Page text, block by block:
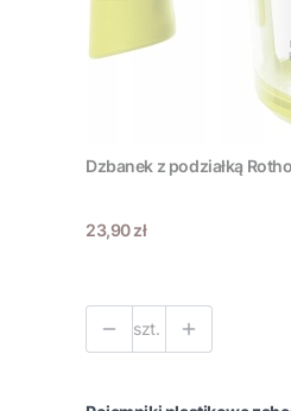
Dzbanek z podziałką
Cena
23,90 zł
szt.